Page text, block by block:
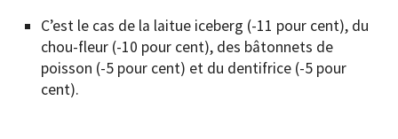
C’est le cas de la laitue iceberg (-11 pour cent), du
chou-fleur (-10 pour cent), des bâtonnets de
poisson (-5 pour cent) et du dentifrice (-5 pour
cent).